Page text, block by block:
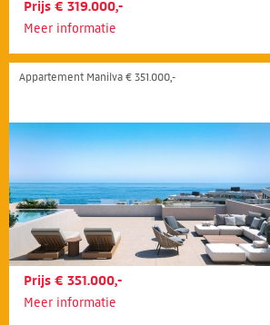
Prijs € 319.000,-
Meer informatie
Appartement Manilva € 351.000,-
Prijs € 351.000,-
Meer informatie